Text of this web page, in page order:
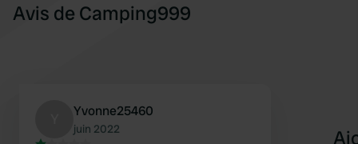
Avis de Camping999
Yvonne25460
juin 2022